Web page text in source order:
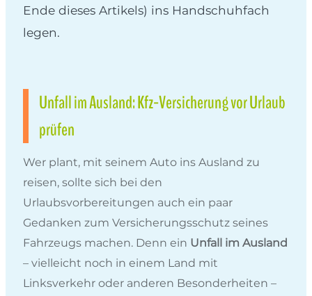
Ende dieses Artikels) ins Handschuhfach
legen.
Unfall im Ausland: Kfz-Versicherung vor Urlaub
prüfen
Wer plant, mit seinem Auto ins Ausland zu
reisen, sollte sich bei den
Urlaubsvorbereitungen auch ein paar
Gedanken zum Versicherungsschutz seines
Fahrzeugs machen. Denn ein Unfall im Ausland
– vielleicht noch in einem Land mit
Linksverkehr oder anderen Besonderheiten –